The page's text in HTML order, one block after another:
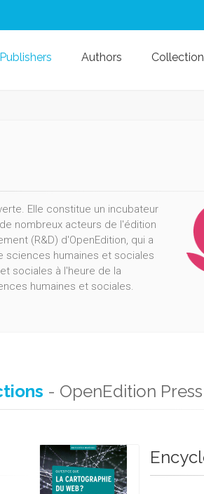
Publishers Authors
Elle constitue un incubateur
nombreux acteurs de l'édition
(R&D) d'OpenEdition, qui a
sciences humaines et sociales
sociales à l'heure de la
humaines et sociales.
- OpenEdition Press